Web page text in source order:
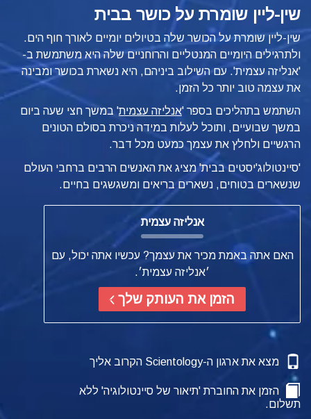
שין-ליין שומרת על כושר בבית
שין-ליין שומרת על הכושר שלה בטיולים יומיים לאורך חוף הים.
ולתרגילים היומיים המנטליים והרוחניים שלה היא משתמשת ב-
'אנליזה עצמית'. עם השילוב ביניהם, היא נשארת בכושר ומבינה
את עצמה טוב יותר כל הזמן.
השתמש בתהליכים בספר 'אנליזה עצמית' במשך חצי שעה ביום
במשך שבועיים, ותוכל לעלות במידה ניכרת בסולם הטונים
הרגשיים ולחלץ את עצמך כמעט מכל דבר.
'סיינטולוג'יסטים בבית' מציג את האנשים הרבים ברחבי העולם
שנשארים בטוחים, נשארים בריאים ומשגשגים בחיים.
אנליזה עצמית
האם אתה באמת מכיר את עצמך? עכשיו אתה יכול, עם
׳אנליזה עצמית׳.
הזמן את העותק שלך
מצא את ארגון ה-Scientology הקרוב אליך
הזמן את החוברת 'תיאור של סיינטולוגיה' ללא
תשלום.